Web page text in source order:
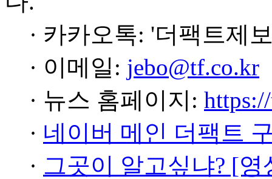
· 카카오톡: '더팩트제
· 이메일: jebo@tf.co.kr
· 뉴스 홈페이지:
· 네이버 메인 더팩트
· 그곳이 알고싶냐? [